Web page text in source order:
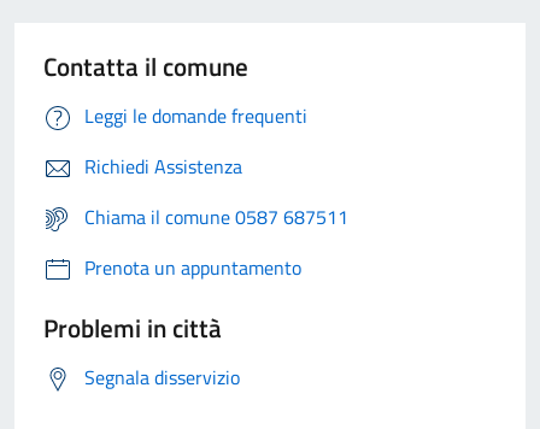
Contatta il comune
Leggi le domande frequenti
Richiedi Assistenza
Chiama il comune 0587 687511
Prenota un appuntamento
Problemi in città
Segnala disservizio